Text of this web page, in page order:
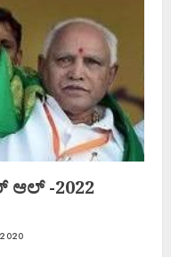
-2022
2020